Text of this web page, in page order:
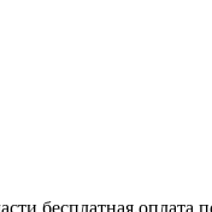
бесплатная,оплата